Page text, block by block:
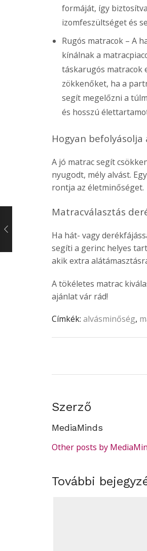
formáját, így
izomfeszültséget és
Rugós matracok – A
kínálnak a
táskarugós matracok
zökkenőket, ha a
segít megelőzni a
és hosszú
Hogyan
A jó matrac segít
nyugodt, mély alvást.
rontja az életminőséget.
Matracválasztás
Ha hát- vagy
segíti a gerinc helyes
akik extra
A tökéletes matrac
ajánlat vár rád!
Címkék: alvásminőség,
Szerző
MediaMinds
Other posts by
További